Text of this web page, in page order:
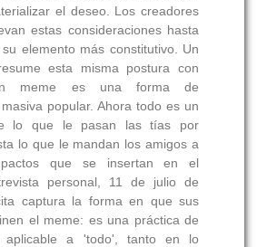
el deseo. Los creadores
estas consideraciones hasta
elemento más constitutivo. Un
esta misma postura con
meme es una forma de
popular. Ahora todo es un
lo que le pasan las tías por
lo que le mandan los amigos a
que se insertan en el
personal, 11 de julio de
captura la forma en que sus
el meme: es una práctica de
aplicable a 'todo', tanto en lo